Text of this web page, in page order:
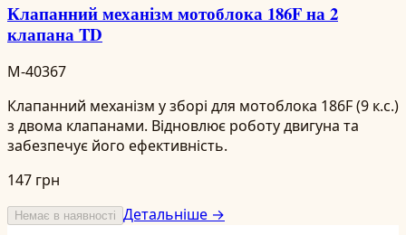
Клапанний механізм мотоблока 186F на 2
клапана TD
M-40367
Клапанний механізм у зборі для мотоблока 186F (9 к.с.)
з двома клапанами. Відновлює роботу двигуна та
забезпечує його ефективність.
147 грн
Немає в наявності Детальніше →